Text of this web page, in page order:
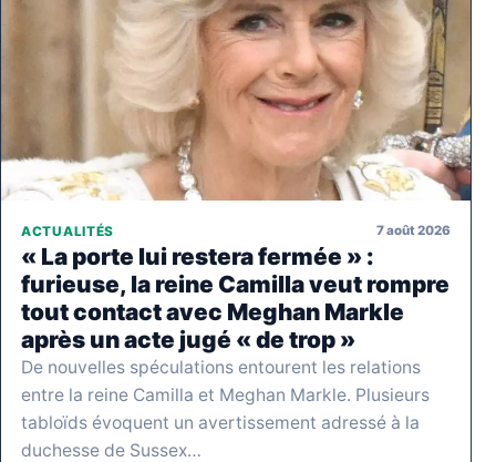
ACTUALITÉS 7 août 2026
« La porte lui restera fermée » :
furieuse, la reine Camilla veut rompre
tout contact avec Meghan Markle
après un acte jugé « de trop »
De nouvelles spéculations entourent les relations
entre la reine Camilla et Meghan Markle. Plusieurs
tabloïds évoquent un avertissement adressé à la
duchesse de Sussex…